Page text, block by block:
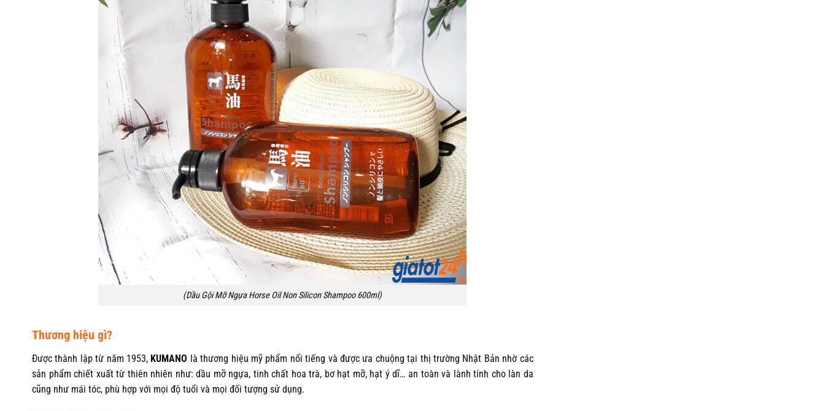
(Dầu Gội Mỡ Ngựa Horse Oil Non Silicon Shampoo 600ml)
Thương hiệu gì?
Được thành lập từ năm 1953, KUMANO là thương hiệu mỹ phẩm nổi tiếng và được ưa chuộng tại thị trường Nhật Bản nhờ các
sản phẩm chiết xuất từ thiên nhiên như: dầu mỡ ngựa, tinh chất hoa trà, bơ hạt mỡ, hạt ý dĩ… an toàn và lành tính cho làn da
cũng như mái tóc, phù hợp với mọi độ tuổi và mọi đối tượng sử dụng.